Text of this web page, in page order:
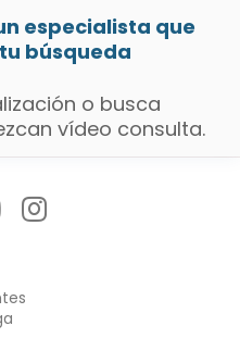
especialista que
búsqueda
o busca
vídeo consulta.